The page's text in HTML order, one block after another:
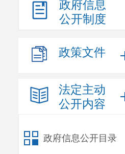
政府信息
公开制度
政策文件
法定主动
公开内容
政府信息公开目录